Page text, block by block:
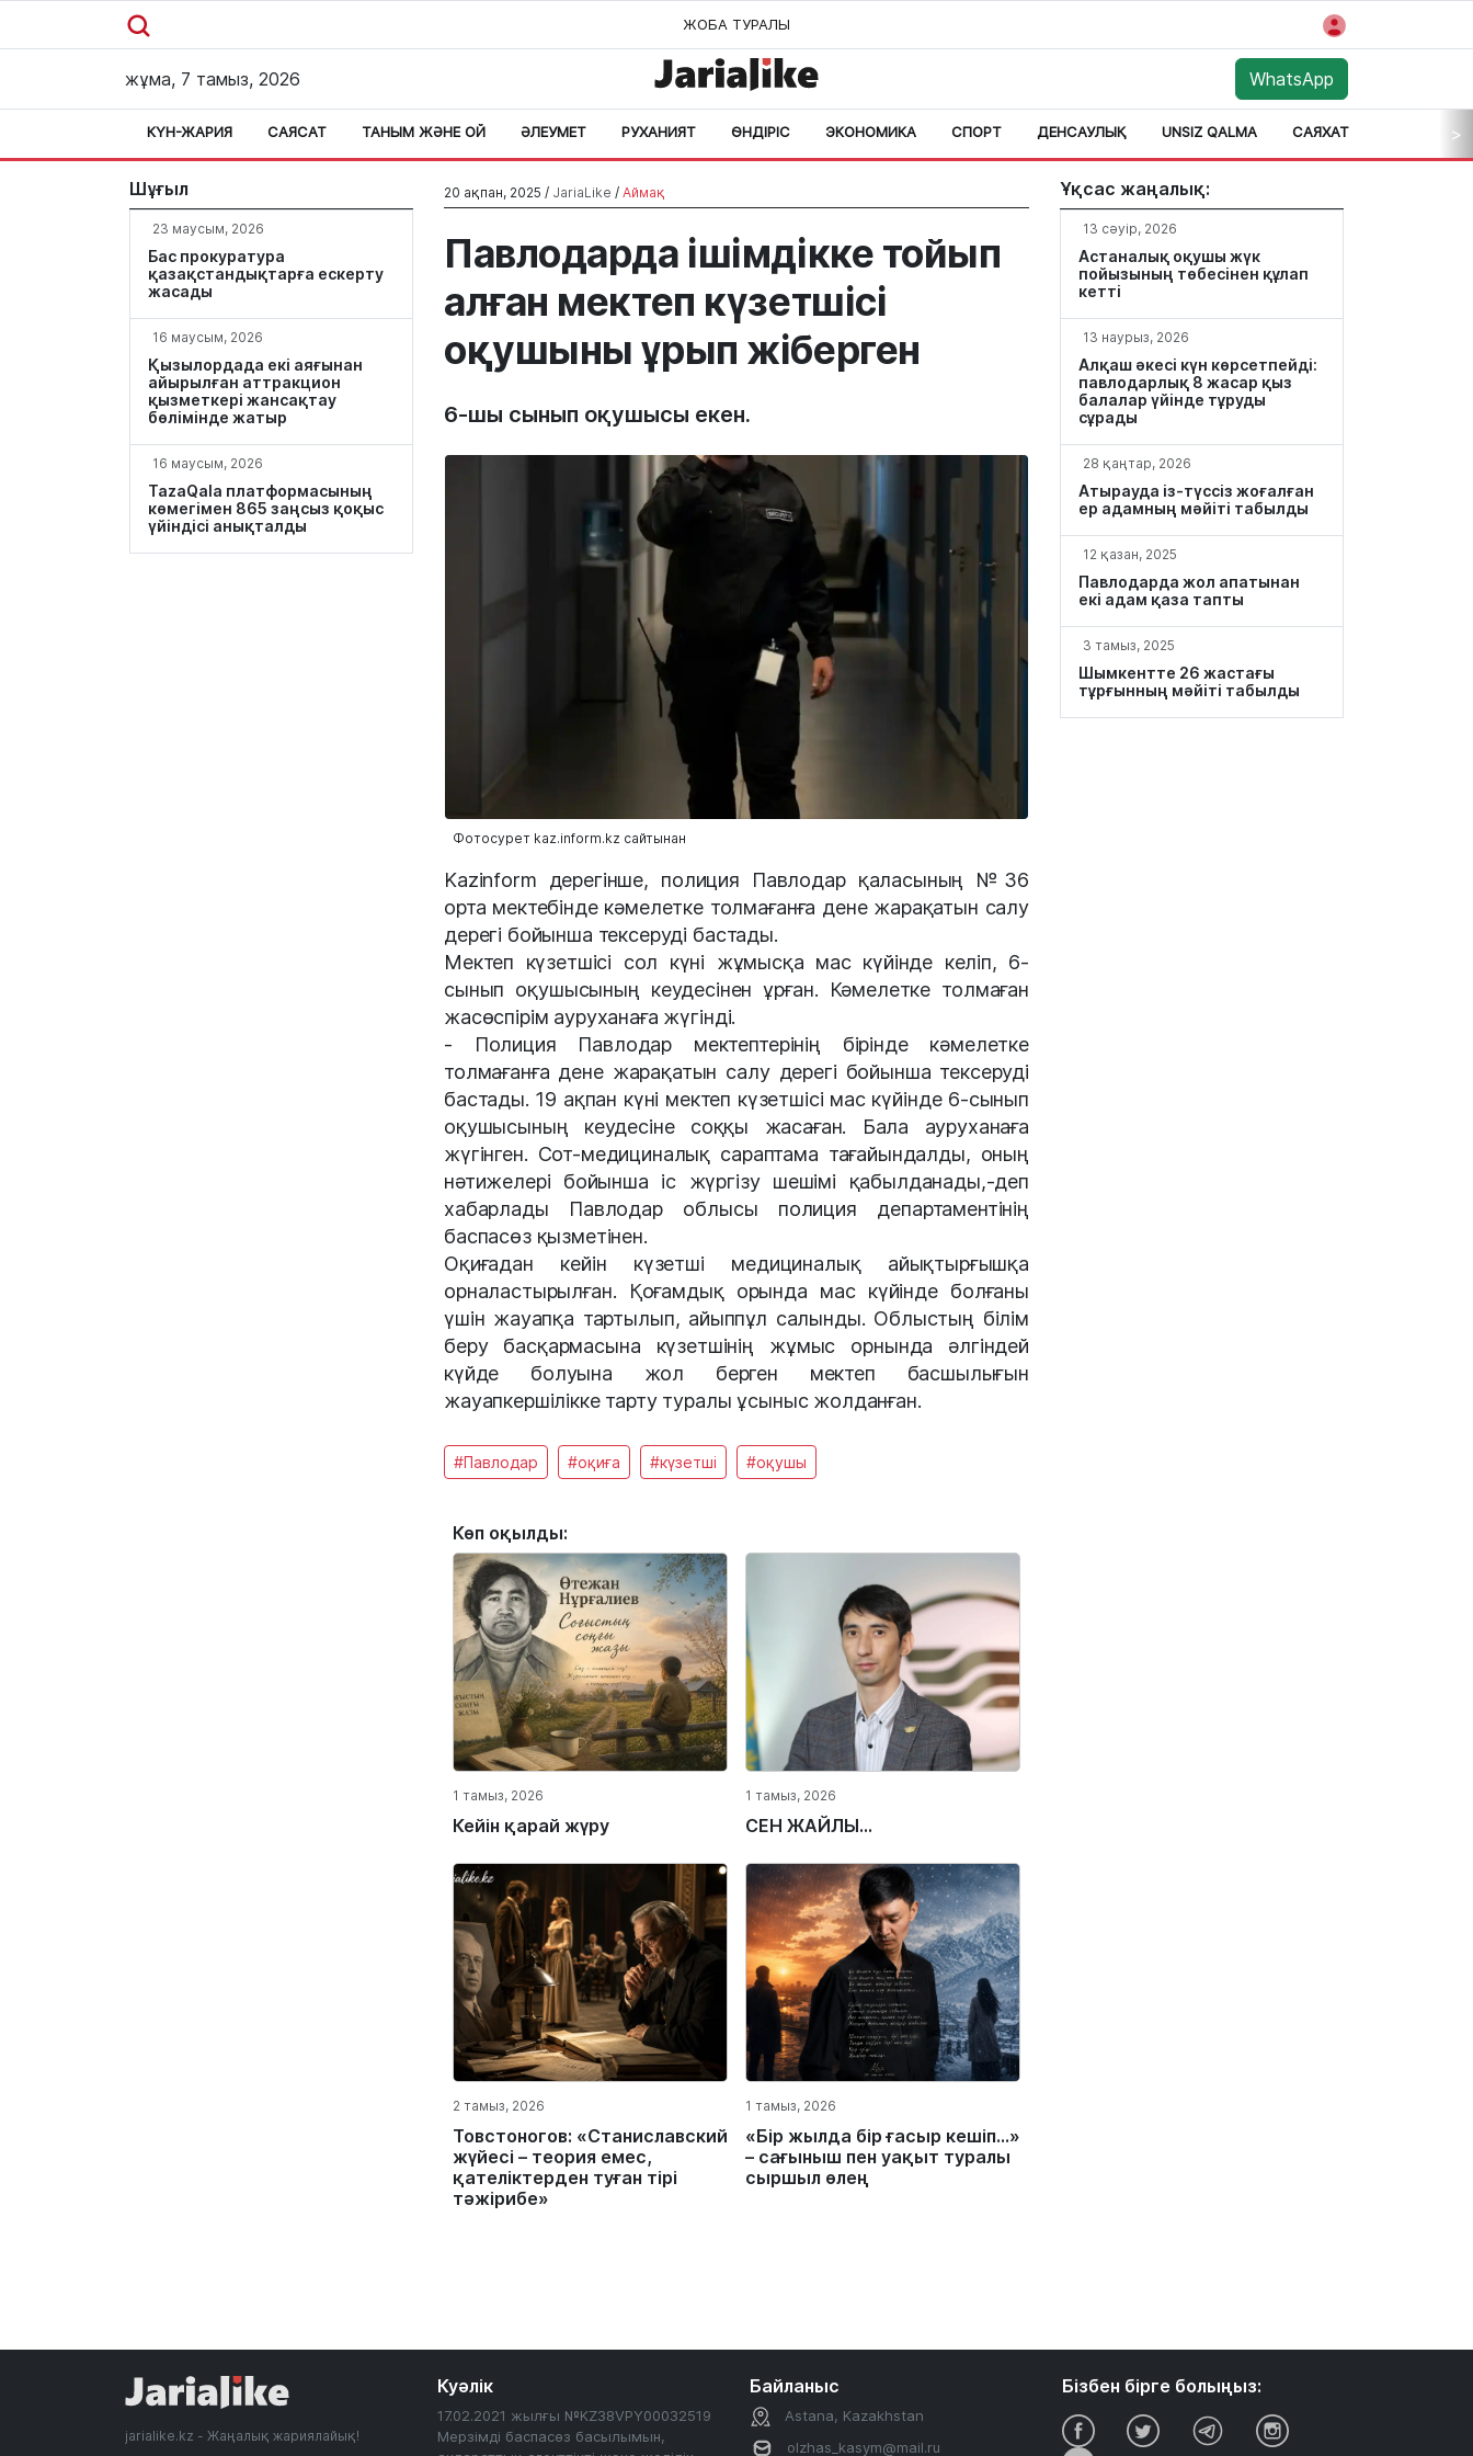
ЖОБА ТУРАЛЫ
жұма, 7 тамыз, 2026 WhatsApp
КҮН-ЖАРИЯ САЯСАТ ТАНЫМ ЖӘНЕ ОЙ ӘЛЕУМЕТ РУХАНИЯТ ӨНДІРІС ЭКОНОМИКА СПОРТ ДЕНСАУЛЫҚ UNSIZ QALMA САЯХАТ >
Шұғыл
23 маусым, 2026
Бас прокуратура
қазақстандықтарға ескерту
жасады
16 маусым, 2026
Қызылордада екі аяғынан
айырылған аттракцион
қызметкері жансақтау
бөлімінде жатыр
16 маусым, 2026
TazaQala платформасының
көмегімен 865 заңсыз қоқыс
үйіндісі анықталды
20 ақпан, 2025 / JariaLike / Аймақ
Павлодарда ішімдікке тойып
алған мектеп күзетшісі
оқушыны ұрып жіберген
6-шы сынып оқушысы екен.
Фотосурет kaz.inform.kz сайтынан
Kazinform дерегінше, полиция Павлодар қаласының №36
орта мектебінде кәмелетке толмағанға дене жарақатын салу
дерегі бойынша тексеруді бастады.
Мектеп күзетшісі сол күні жұмысқа мас күйінде келіп, 6-
сынып оқушысының кеудесінен ұрған. Кәмелетке толмаған
жасөспірім ауруханаға жүгінді.
- Полиция Павлодар мектептерінің бірінде кәмелетке
толмағанға дене жарақатын салу дерегі бойынша тексеруді
бастады. 19 ақпан күні мектеп күзетшісі мас күйінде 6-сынып
оқушысының кеудесіне соққы жасаған. Бала ауруханаға
жүгінген. Сот-медициналық сараптама тағайындалды, оның
нәтижелері бойынша іс жүргізу шешімі қабылданады,-деп
хабарлады Павлодар облысы полиция департаментінің
баспасөз қызметінен.
Оқиғадан кейін күзетші медициналық айықтырғышқа
орналастырылған. Қоғамдық орында мас күйінде болғаны
үшін жауапқа тартылып, айыппұл салынды. Облыстың білім
беру басқармасына күзетшінің жұмыс орнында әлгіндей
күйде болуына жол берген мектеп басшылығын
жауапкершілікке тарту туралы ұсыныс жолданған.
#Павлодар #оқиға #күзетші #оқушы
Көп оқылды:
1 тамыз, 2026
Кейін қарай жүру
1 тамыз, 2026
СЕН ЖАЙЛЫ...
2 тамыз, 2026
Товстоногов: «Станиславский
жүйесі – теория емес,
қателіктерден туған тірі
тәжірибе»
1 тамыз, 2026
«Бір жылда бір ғасыр кешіп…»
– сағыныш пен уақыт туралы
сыршыл өлең
Ұқсас жаңалық:
13 сәуір, 2026
Астаналық оқушы жүк
пойызының төбесінен құлап
кетті
13 наурыз, 2026
Алқаш әкесі күн көрсетпейді:
павлодарлық 8 жасар қыз
балалар үйінде тұруды
сұрады
28 қаңтар, 2026
Атырауда із-түссіз жоғалған
ер адамның мәйіті табылды
12 қазан, 2025
Павлодарда жол апатынан
екі адам қаза тапты
3 тамыз, 2025
Шымкентте 26 жастағы
тұрғынның мәйіті табылды
jarialike.kz - Жаңалық жариялайық!
Куәлік
17.02.2021 жылғы №KZ38VPY00032519
Мерзімді баспасөз басылымын,
Байланыс
Astana, Kazakhstan
olzhas_kasym@mail.ru
Бізбен бірге болыңыз: